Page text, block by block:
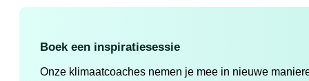
Boek een inspiratiesessie
Onze klimaatcoaches nemen je mee in nieuwe